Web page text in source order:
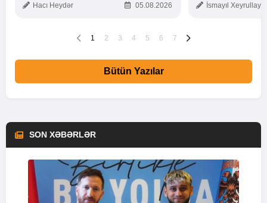
Hacı Heydər 05.08.2026 İsmayıl
1 2 3 4 5 6 7
Bütün Yazılar
SON XƏBƏRLƏR